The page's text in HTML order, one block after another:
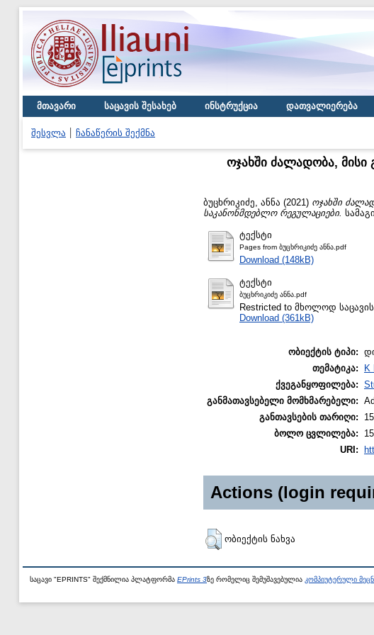
მთავარი საცავის შესახებ ინსტრუქცია დათვალიერება
შესვლა ჩანაწერის შექმნა
ოჯახში ძალადობა, მისი
ბუცხრიკიძე, ანნა (2021) ოჯახში
საკანონმდებლო რეგულაციები.
ტექსტი
Pages from ბუცხრიკიძე ანნა.pdf
Download (148kB)
ტექსტი
ბუცხრიკიძე ანნა.pdf
Restricted to მხოლოდ
Download (361kB)
ობიექტის ტიპი:
თემატიკა:
K
ქვეგანყოფილება:
განმათავსებელი მომხმარებელი:
განთავსების თარიღი:
ბოლო ცვლილება:
URI:
Actions (login
ობიექტის ნახვა
საცავი "EPRINTS" შექმნილია პლატფორმა EPrints 3ზე რომელიც შემუშავებულია კომპიუტერული